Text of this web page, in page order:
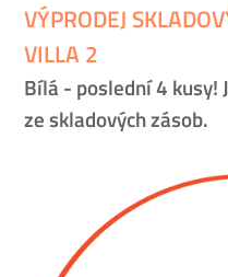
VÝPRODEJ
VILLA 2
Bílá - poslední 4 kusy!
ze skladových zásob.